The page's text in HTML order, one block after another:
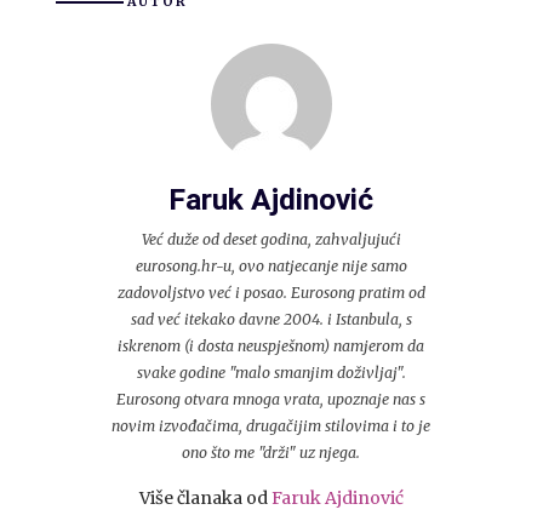
Faruk Ajdinović
Već duže od deset godina, zahvaljujući
eurosong.hr-u, ovo natjecanje nije samo
zadovoljstvo već i posao. Eurosong pratim od
sad već itekako davne 2004. i Istanbula, s
iskrenom (i dosta neuspješnom) namjerom da
svake godine "malo smanjim doživljaj".
Eurosong otvara mnoga vrata, upoznaje nas s
novim izvođačima, drugačijim stilovima i to je
ono što me "drži" uz njega.
Više članaka odFaruk Ajdinović